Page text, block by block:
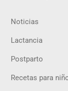
Noticias
Lactancia
Postparto
Recetas para